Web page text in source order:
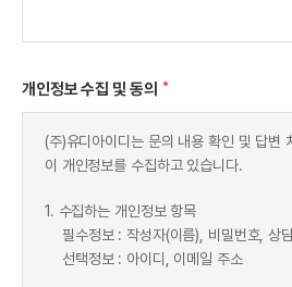
개인정보 수집 및 동의
(주)유디아이디는 문의 내용 확인 및 답변
이 개인정보를 수집하고 있습니다.
1. 수집하는 개인정보 항목
필수정보 : 작성자(이름), 비밀번호, 상
선택정보 : 아이디, 이메일 주소